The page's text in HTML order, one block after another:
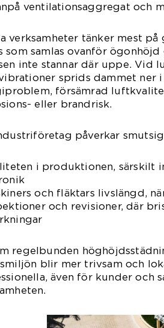
ventilationsaggregat och
verksamheter tänker mest
som samlas ovanför
inte stannar där uppe.
sprids dammet ner i
försämrad
eller brandrisk.
påverkar
i produktionen, särskilt
och fläktars livslängd,
och revisioner, där
regelbunden
blir mer trivsam och
även för kunder och